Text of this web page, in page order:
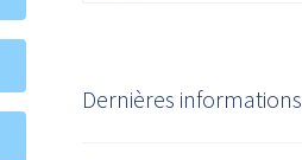
Dernières informations